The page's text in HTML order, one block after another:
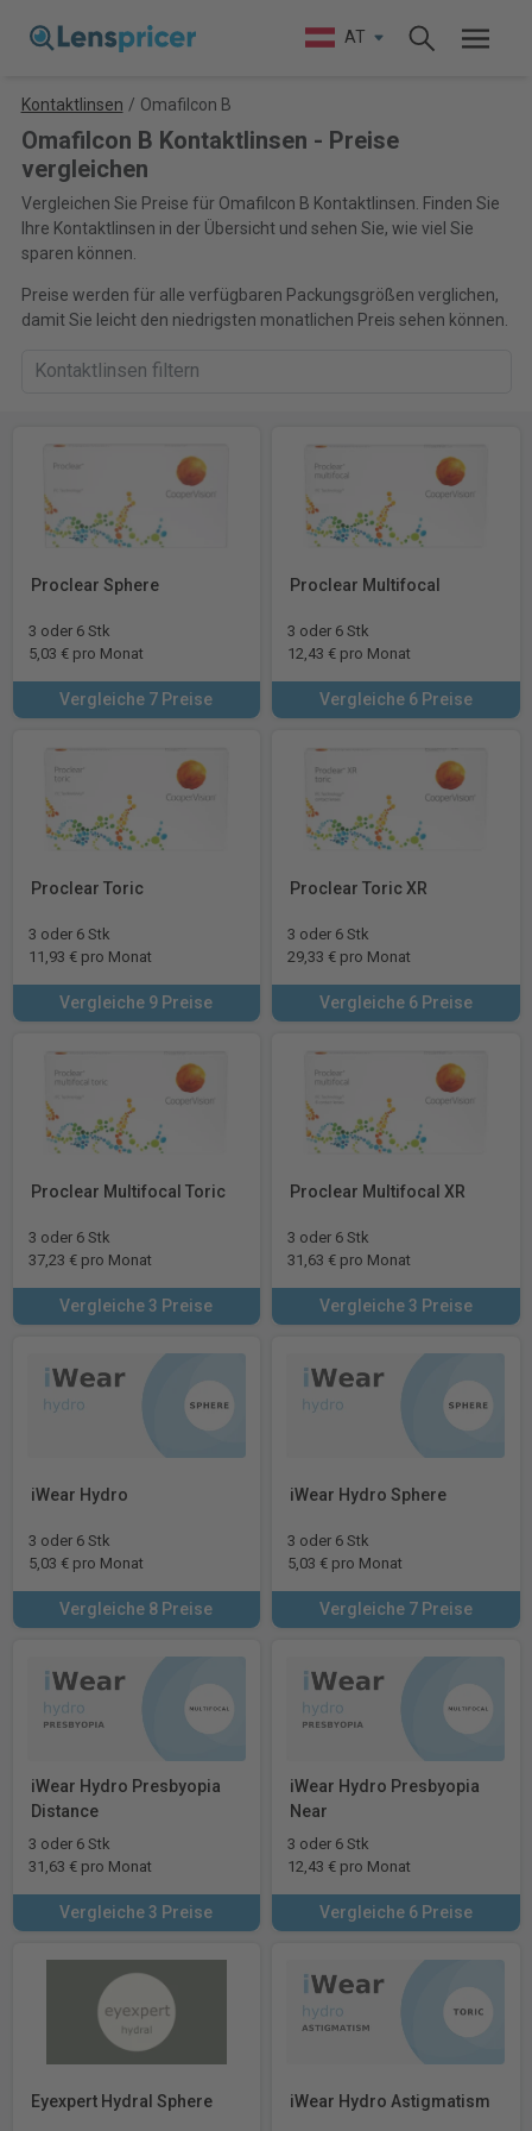
AT
Kontaktlinsen / Omafilcon B
Omafilcon B Kontaktlinsen - Preise
vergleichen
Vergleichen Sie Preise für Omafilcon B Kontaktlinsen. Finden Sie
Ihre Kontaktlinsen in der Übersicht und sehen Sie, wie viel Sie
sparen können.
Preise werden für alle verfügbaren Packungsgrößen verglichen,
damit Sie leicht den niedrigsten monatlichen Preis sehen können.
Proclear Sphere
3 oder 6 Stk
5,03 € pro Monat
Vergleiche 7 Preise
Proclear Multifocal
3 oder 6 Stk
12,43 € pro Monat
Vergleiche 6 Preise
Proclear Toric
3 oder 6 Stk
11,93 € pro Monat
Vergleiche 9 Preise
Proclear Toric XR
3 oder 6 Stk
29,33 € pro Monat
Vergleiche 6 Preise
Proclear Multifocal Toric
3 oder 6 Stk
37,23 € pro Monat
Vergleiche 3 Preise
Proclear Multifocal XR
3 oder 6 Stk
31,63 € pro Monat
Vergleiche 3 Preise
iWear Hydro
3 oder 6 Stk
5,03 € pro Monat
Vergleiche 8 Preise
iWear Hydro Sphere
3 oder 6 Stk
5,03 € pro Monat
Vergleiche 7 Preise
iWear Hydro Presbyopia
Distance
3 oder 6 Stk
31,63 € pro Monat
Vergleiche 3 Preise
iWear Hydro Presbyopia
Near
3 oder 6 Stk
12,43 € pro Monat
Vergleiche 6 Preise
Eyexpert Hydral Sphere iWear Hydro Astigmatism